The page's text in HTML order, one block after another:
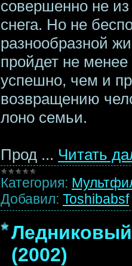
совершенно не из
снега. Но не
разнообразной
пройдет не
успешно, чем и
возвращению
лоно семьи.
Прод ... Читать
Категория:
Добавил: Toshibabsf
(2002)